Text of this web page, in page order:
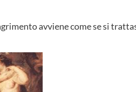
avviene come se si